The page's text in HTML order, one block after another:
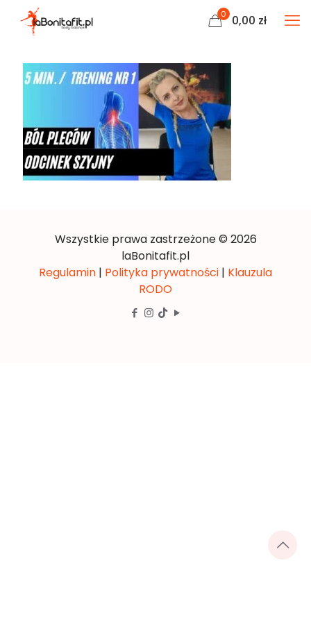
0 0,00 zł
Wszystkie prawa zastrzeżone © 2026
laBonitafit.pl
Regulamin | Polityka prywatności | Klauzula
RODO